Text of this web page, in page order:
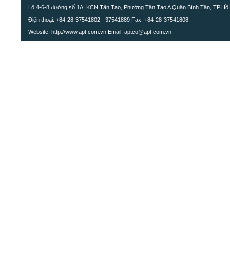
Lô 4-6-8 đường số 1A, KCN Tân Tạo, Phường Tân Tạo A Quận Bình Tân, TP.Hồ
Điện thoại: +84-28-37541802 - 37541889 Fax: +84-28-37541808
Website: http://www.apt.com.vn Email: aptco@apt.com.vn